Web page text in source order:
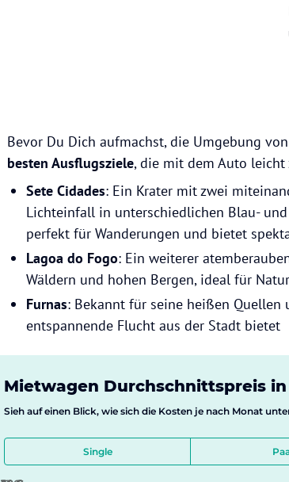
Bevor Du Dich aufmachst, die Umgebung
besten Ausflugsziele, die mit dem Auto leicht
Sete Cidades: Ein Krater mit zwei
Lichteinfall in unterschiedlichen Blau-
perfekt für Wanderungen und bietet
Lagoa do Fogo: Ein weiterer
Wäldern und hohen Bergen, ideal für
Furnas: Bekannt für seine heißen Quellen
entspannende Flucht aus der Stadt bietet
Mietwagen Durchschnittspreis
Sieh auf einen Blick, wie sich die Kosten je nach Monat
Single